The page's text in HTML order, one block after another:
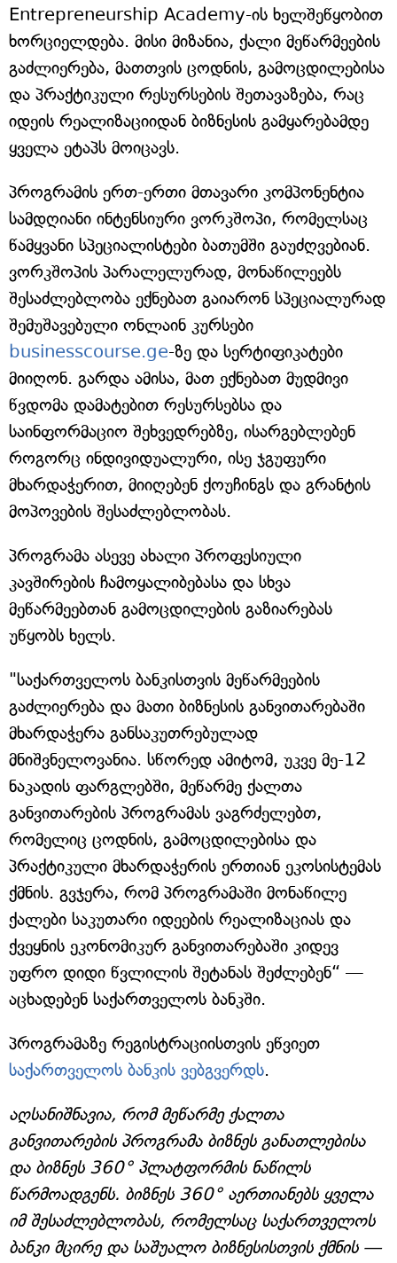
Entrepreneurship Academy-ის ხელშეწყობით
ხორციელდება. მისი მიზანია, ქალი მეწარმეების
გაძლიერება, მათთვის ცოდნის, გამოცდილებისა
და პრაქტიკული რესურსების შეთავაზება, რაც
იდეის რეალიზაციიდან ბიზნესის გამყარებამდე
ყველა ეტაპს მოიცავს.
პროგრამის ერთ-ერთი მთავარი კომპონენტია
სამდღიანი ინტენსიური ვორკშოპი, რომელსაც
წამყვანი სპეციალისტები ბათუმში გაუძღვებიან.
ვორკშოპის პარალელურად, მონაწილეებს
შესაძლებლობა ექნებათ გაიარონ სპეციალურად
შემუშავებული ონლაინ კურსები
businesscourse.ge-ზე და სერტიფიკატები
მიიღონ. გარდა ამისა, მათ ექნებათ მუდმივი
წვდომა დამატებით რესურსებსა და
საინფორმაციო შეხვედრებზე, ისარგებლებენ
როგორც ინდივიდუალური, ისე ჯგუფური
მხარდაჭერით, მიიღებენ ქოუჩინგს და გრანტის
მოპოვების შესაძლებლობას.
პროგრამა ასევე ახალი პროფესიული
კავშირების ჩამოყალიბებასა და სხვა
მეწარმეებთან გამოცდილების გაზიარებას
უწყობს ხელს.
"საქართველოს ბანკისთვის მეწარმეების
გაძლიერება და მათი ბიზნესის განვითარებაში
მხარდაჭერა განსაკუთრებულად
მნიშვნელოვანია. სწორედ ამიტომ, უკვე მე-12
ნაკადის ფარგლებში, მეწარმე ქალთა
განვითარების პროგრამას ვაგრძელებთ,
რომელიც ცოდნის, გამოცდილებისა და
პრაქტიკული მხარდაჭერის ერთიან ეკოსისტემას
ქმნის. გვჯერა, რომ პროგრამაში მონაწილე
ქალები საკუთარი იდეების რეალიზაციას და
ქვეყნის ეკონომიკურ განვითარებაში კიდევ
უფრო დიდი წვლილის შეტანას შეძლებენ“ —
აცხადებენ საქართველოს ბანკში.
პროგრამაზე რეგისტრაციისთვის ეწვიეთ
საქართველოს ბანკის ვებგვერდს.
აღსანიშნავია, რომ მეწარმე ქალთა
განვითარების პროგრამა ბიზნეს განათლებისა
და ბიზნეს 360° პლატფორმის ნაწილს
წარმოადგენს. ბიზნეს 360° აერთიანებს ყველა
იმ შესაძლებლობას, რომელსაც საქართველოს
ბანკი მცირე და საშუალო ბიზნესისთვის ქმნის —